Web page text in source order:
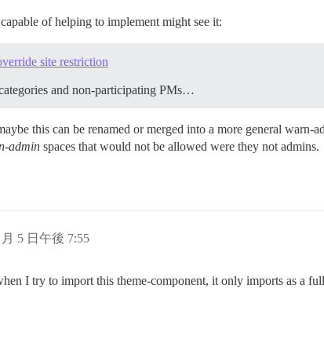
of helping to implement might see it:
site restriction
and non-participating PMs…
this can be renamed or merged into a more general warn-
admin spaces that would not be allowed were they not admins.
5 日午後 7:55
I try to import this theme-component, it only imports as a